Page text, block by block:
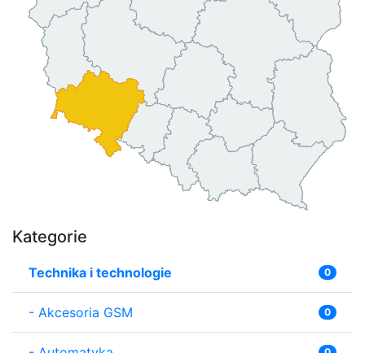
Kategorie
Technika i technologie 0
- Akcesoria GSM 0